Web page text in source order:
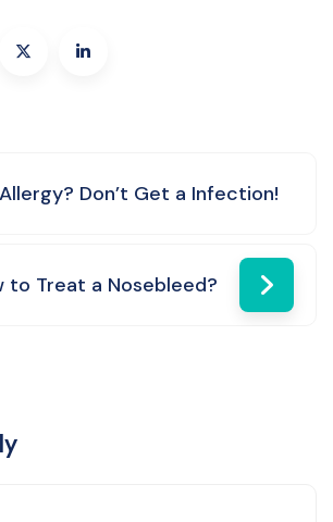
Don’t Get a Infection!
to Treat a Nosebleed?